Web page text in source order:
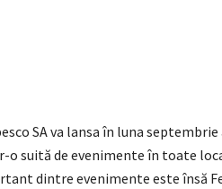
SA va lansa în luna
o suită de evenimente în toate
dintre evenimente este însă